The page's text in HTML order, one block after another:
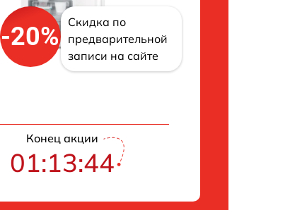
-20%
Скидка по
предварительной
записи на сайте
Конец акции
01:13:43